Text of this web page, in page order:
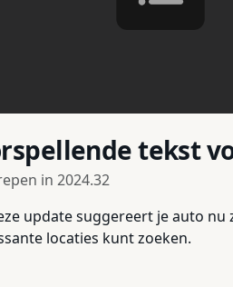
tekst
in 2024.32
update suggereert je auto
locaties kunt zoeken.